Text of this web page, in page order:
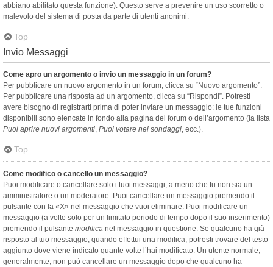
abbiano abilitato questa funzione). Questo serve a prevenire un uso scorretto o
malevolo del sistema di posta da parte di utenti anonimi.
Top
Invio Messaggi
Come apro un argomento o invio un messaggio in un forum?
Per pubblicare un nuovo argomento in un forum, clicca su “Nuovo argomento”.
Per pubblicare una risposta ad un argomento, clicca su “Rispondi”. Potresti
avere bisogno di registrarti prima di poter inviare un messaggio: le tue funzioni
disponibili sono elencate in fondo alla pagina del forum o dell’argomento (la lista
Puoi aprire nuovi argomenti, Puoi votare nei sondaggi, ecc.).
Top
Come modifico o cancello un messaggio?
Puoi modificare o cancellare solo i tuoi messaggi, a meno che tu non sia un
amministratore o un moderatore. Puoi cancellare un messaggio premendo il
pulsante con la «X» nel messaggio che vuoi eliminare. Puoi modificare un
messaggio (a volte solo per un limitato periodo di tempo dopo il suo inserimento)
premendo il pulsante modifica nel messaggio in questione. Se qualcuno ha già
risposto al tuo messaggio, quando effettui una modifica, potresti trovare del testo
aggiunto dove viene indicato quante volte l’hai modificato. Un utente normale,
generalmente, non può cancellare un messaggio dopo che qualcuno ha